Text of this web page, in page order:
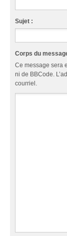
Sujet :
Corps du
Ce message sera
ni de BBCode.
courriel.